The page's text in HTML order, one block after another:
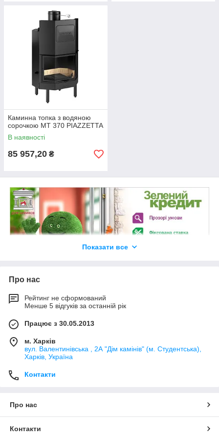
Каминна топка з водяною
сорочкою MT 370 PIAZZETTA
В наявності
85 957,20 ₴
Купить современную каминную топку
(каминный вкладыш) в Харькове, Киеве,
интернет-магазин "Купи-Камин".
Современнаякаминная топкав отличии
от кладочного камина, отвечает
Показати все
Про нас
Рейтинг не сформований
Менше 5 відгуків за останній рік
Працює з 30.05.2013
м. Харків
вул. Валентинівська , 2А "Дім камінів" (м. Студентська),
Харків, Україна
Контакти
Про нас
Контакти